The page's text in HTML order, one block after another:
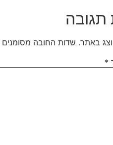
תגובה
באתר. שדות החובה מסומנים
*